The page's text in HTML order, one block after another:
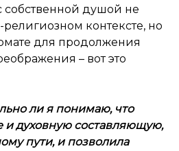
собственной душой не
контексте, но
для продолжения
– вот это
ли я понимаю, что
и духовную составляющую,
пути, и позволила